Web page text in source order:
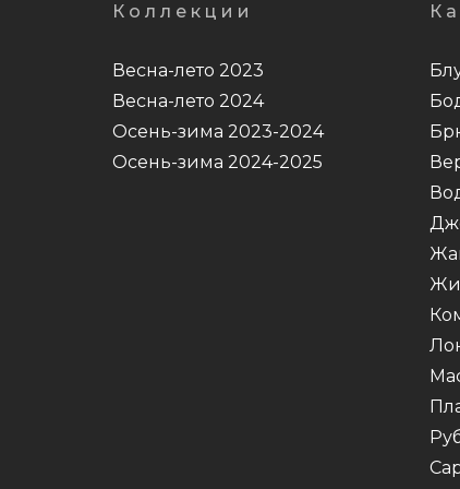
Коллекции
Весна-лето 2023
Весна-лето 2024
Осень-зима 2023-2024
Осень-зима 2024-2025